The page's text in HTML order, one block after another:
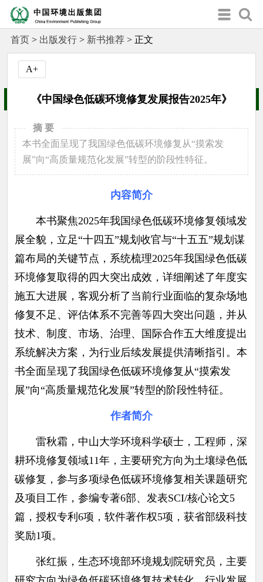
首页> 出版发行> 新书推荐> 正文
A+
《中国绿色低碳环境修复发展报告2025年》
摘 要
本书全面呈现了我国绿色低碳环境修复从“摸索发
展”向“高质量规范化发展”转型的阶段性特征。
内容简介
本书聚焦2025年我国绿色低碳环境修复领域发
展全貌，立足“十四五”规划收官与“十五五”规划谋
篇布局的关键节点，系统梳理2025年我国绿色低碳
环境修复取得的四大突出成效，详细阐述了年度实
施五大进展，客观分析了当前行业面临的复杂场地
修复不足、评估体系不完善等四大突出问题，并从
技术、制度、市场、治理、国际合作五大维度提出
系统解决方案，为行业后续发展提供清晰指引。本
书全面呈现了我国绿色低碳环境修复从“摸索发
展”向“高质量规范化发展”转型的阶段性特征。
作者简介
雷秋霜，中山大学环境科学硕士，工程师，深
耕环境修复领域11年，主要研究方向为土壤绿色低
碳修复，参与多项绿色低碳环境修复相关课题研究
及项目工作，参编专著6部、发表SCI/核心论文5
篇，授权专利6项，软件著作权5项，获省部级科技
奖励1项。
张红振，生态环境部环境规划院研究员，主要